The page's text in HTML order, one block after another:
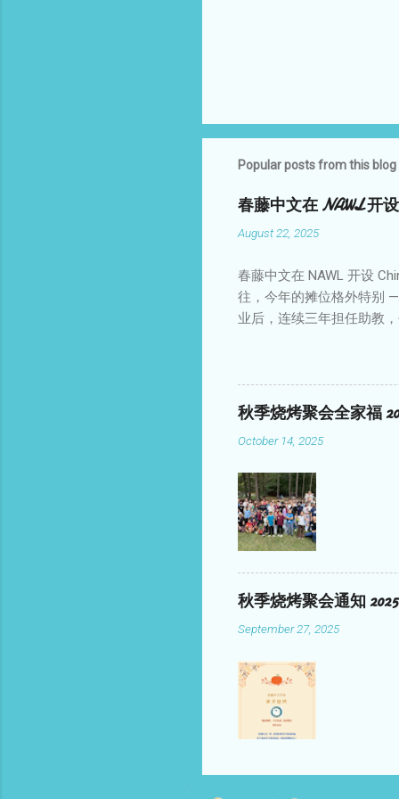
Popular posts from this blog
春藤中文在 NAWL 开设
August 22, 2025
春藤中文在 NAWL 开设
往，今年的摊位格外特别
业后，连续三年担任助教
推广的中坚力量，令人欣
传添砖加瓦！我们不仅致
中！欢迎访问官网了解更
秋季烧烤聚会全家福
October 14, 2025
秋季烧烤聚会通知 2025
September 27, 2025